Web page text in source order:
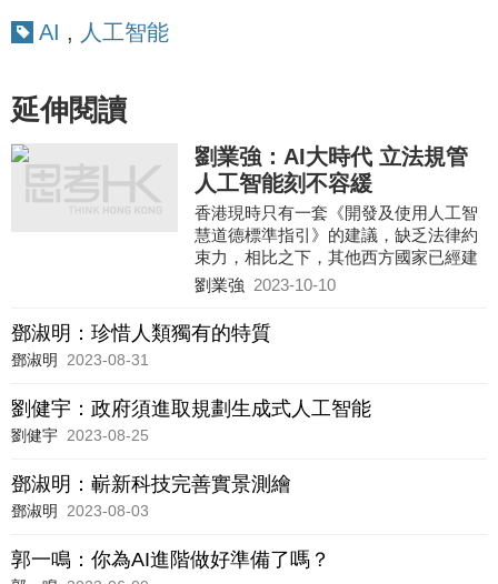
AI , 人工智能
延伸閱讀
劉業強：AI大時代 立法規管
人工智能刻不容緩
香港現時只有一套《開發及使用人工智
慧道德標準指引》的建議，缺乏法律約
束力，相比之下，其他西方國家已經建
立了AI相關的法律基礎。
劉業強 2023-10-10
鄧淑明：珍惜人類獨有的特質
鄧淑明 2023-08-31
劉健宇：政府須進取規劃生成式人工智能
劉健宇 2023-08-25
鄧淑明：嶄新科技完善實景測繪
鄧淑明 2023-08-03
郭一鳴：你為AI進階做好準備了嗎？